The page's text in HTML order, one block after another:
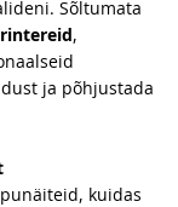
Sõltumata
,
ja põhjustada
kuidas